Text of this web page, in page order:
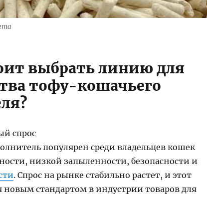
выбрать линию для
тофу-кошачьего
спрос
популярен среди владельцев кошек
низкой запыленности, безопасности и
. Спрос на рынке стабильно растет, и этот
новым стандартом в индустрии товаров для